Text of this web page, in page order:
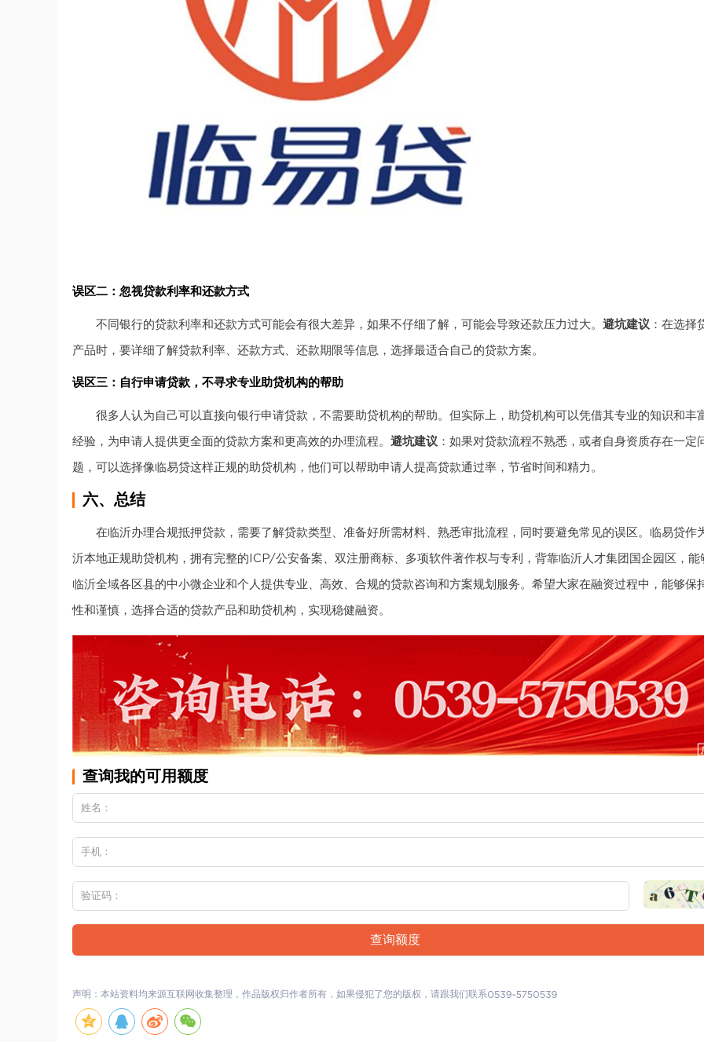
误区二：忽视贷款利率和还款方式
不同银行的贷款利率和还款方式可能会有很大差异，如果不仔细了解，可能会导致还款压力过大。 避坑建议 ：在选择
产品时，要详细了解贷款利率、还款方式、还款期限等信息，选择最适合自己的贷款方案。
误区三：自行申请贷款，不寻求专业助贷机构的帮助
很多人认为自己可以直接向银行申请贷款，不需要助贷机构的帮助。但实际上，助贷机构可以凭借其专业的知识和丰
经验，为申请人提供更全面的贷款方案和更高效的办理流程。 避坑建议 ：如果对贷款流程不熟悉，或者自身资质存在一定
题，可以选择像临易贷这样正规的助贷机构，他们可以帮助申请人提高贷款通过率，节省时间和精力。
六、总结
在临沂办理合规抵押贷款，需要了解贷款类型、准备好所需材料、熟悉审批流程，同时要避免常见的误区。临易贷作
沂本地正规助贷机构，拥有完整的ICP/公安备案、双注册商标、多项软件著作权与专利，背靠临沂人才集团国企园区，能
临沂全域各区县的中小微企业和个人提供专业、高效、合规的贷款咨询和方案规划服务。希望大家在融资过程中，能够保
性和谨慎，选择合适的贷款产品和助贷机构，实现稳健融资。
查询我的可用额度
查询额度
声明：本站资料均来源互联网收集整理，作品版权归作者所有，如果侵犯了您的版权，请跟我们联系